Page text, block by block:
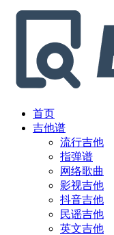
首页
吉他谱
流行吉他
指弹谱
网络歌曲
影视吉他
抖音吉他
民谣吉他
英文吉他